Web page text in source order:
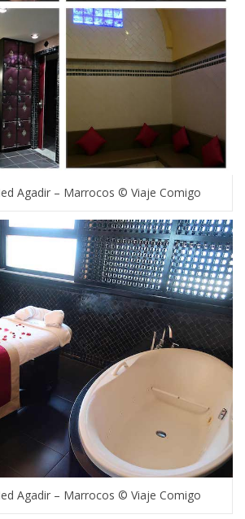
Agadir – Marrocos © Viaje Comigo
Agadir – Marrocos © Viaje Comigo